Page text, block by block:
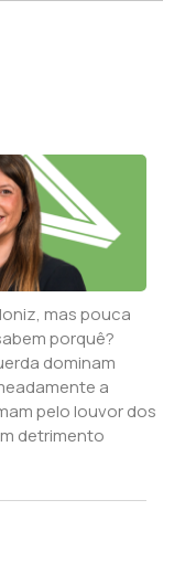
mas pouca
porquê?
dominam
a
pelo louvor dos
detrimento